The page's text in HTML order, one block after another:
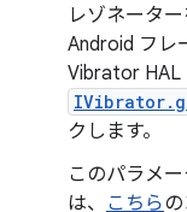
レゾネータ
Android フレ
Vibrator HAL
クします。
このパラメ
は、 こちら